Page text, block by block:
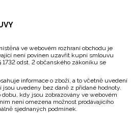
ve webovém rozhraní obchodu je
není povinen uzavřít kupní smlouvu
odst. 2 občanského zákoníku se
informace o zboží, a to včetně uvedení
uvedeny bez daně z přidané hodnoty.
kdy jsou zobrazovány ve webovém
není omezena možnost prodávajícího
sjednaných podmínek.